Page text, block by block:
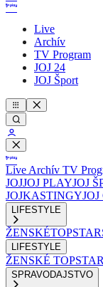
Live
Archív
TV Program
JOJ 24
JOJ Šport
Live Archív TV
JOJJOJ PLAYJOJ
JOJKASTINGYJOJ
LIFESTYLE
ŽENSKÉTOPSTAR
LIFESTYLE
ŽENSKÉ TOPSTAR
SPRAVODAJSTVO